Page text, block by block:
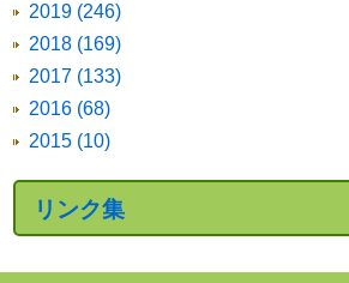
2019 (246)
2018 (169)
2017 (133)
2016 (68)
2015 (10)
リンク集